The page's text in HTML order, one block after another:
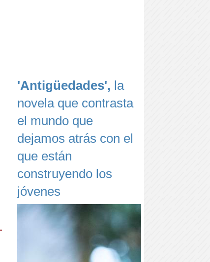
'Antigüedades', la
novela que contrasta
el mundo que
dejamos atrás con el
que están
construyendo los
jóvenes